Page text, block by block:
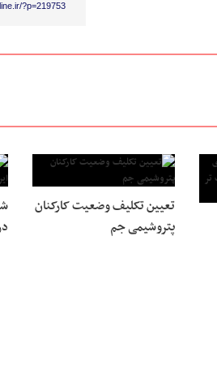
?p=219753
تعیین تکلیف وضعیت کارکنان
پتروشیمی جم